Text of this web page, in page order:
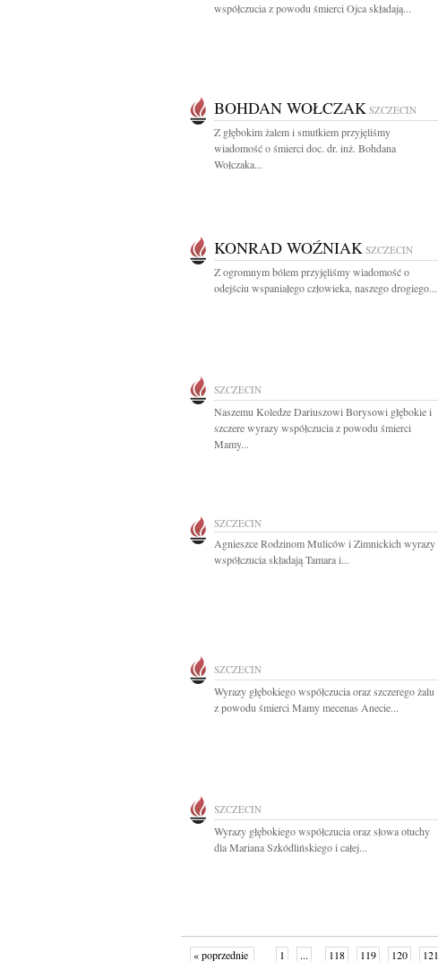
współczucia z powodu śmierci Ojca składają...
BOHDAN WOŁCZAK SZCZECIN
Z głębokim żalem i smutkiem przyjęliśmy
wiadomość o śmierci doc. dr. inż. Bohdana
Wołczaka...
KONRAD WOŹNIAK SZCZECIN
Z ogromnym bólem przyjęliśmy wiadomość o
odejściu wspaniałego człowieka, naszego drogiego...
SZCZECIN
Naszemu Koledze Dariuszowi Borysowi głębokie i
szczere wyrazy współczucia z powodu śmierci
Mamy...
SZCZECIN
Agnieszce Rodzinom Muliców i Zimnickich wyrazy
współczucia składają Tamara i...
SZCZECIN
Wyrazy głębokiego współczucia oraz szczerego żalu
z powodu śmierci Mamy mecenas Anecie...
SZCZECIN
Wyrazy głębokiego współczucia oraz słowa otuchy
dla Mariana Szkódlińskiego i całej...
« poprzednie 1 ... 118 119 120 121